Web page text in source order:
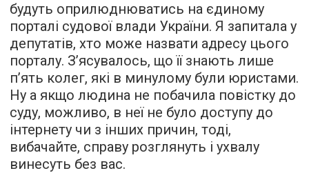
будуть оприлюднюватись на єдиному
порталі судової влади України. Я запитала у
депутатів, хто може назвати адресу цього
порталу. З’ясувалось, що її знають лише
п’ять колег, які в минулому були юристами.
Ну а якщо людина не побачила повістку до
суду, можливо, в неї не було доступу до
інтернету чи з інших причин, тоді,
вибачайте, справу розглянуть і ухвалу
винесуть без вас.